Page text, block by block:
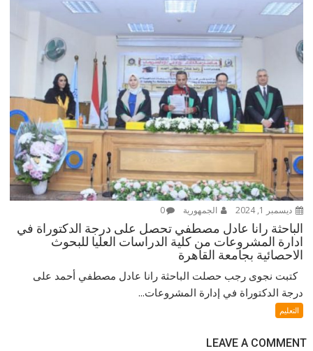
ديسمبر 1, 2024 الجمهورية 0
الباحثة رانا عادل مصطفي تحصل على درجة الدكتوراة في
ادارة المشروعات من كلية الدراسات العليا للبحوث
الاحصائية بجامعة القاهرة
كتبت نجوى رجب حصلت الباحثة رانا عادل مصطفي أحمد على
درجة الدكتوراة في إدارة المشروعات...
التعليم
LEAVE A COMMENT